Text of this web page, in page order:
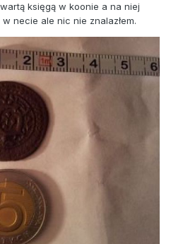
księgą w koonie a na niej
necie ale nic nie znalazłem.